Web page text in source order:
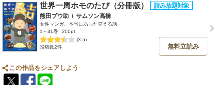
世界一周ホモのたび（分冊版）
熊田プウ助 / サムソン高橋
女性マンガ、本当にあった笑える話
1～31巻
200pt
(3.5)
投稿数2件
無料立読み
この作品をシェアしよう